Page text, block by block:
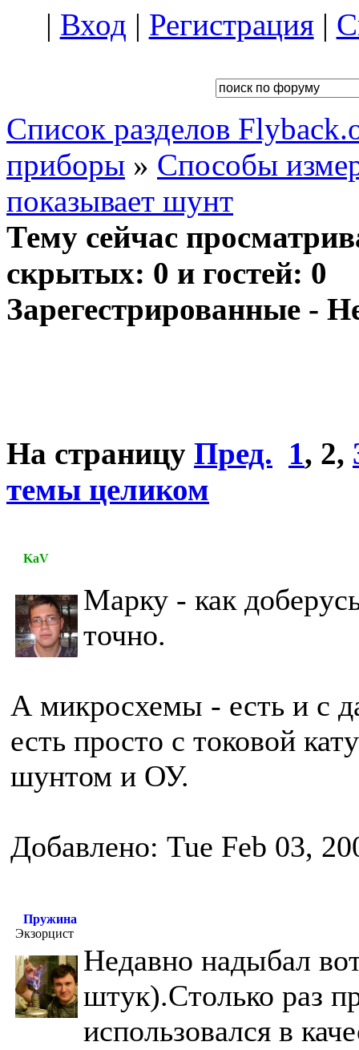
| Вход | Регистрация|
Список разделов
приборы » Способы
показывает шунт
Тему сейчас
скрытых: 0 и гостей: 0
Зарегестрированные -
На страницу Пред. 1, 2,
темы целиком
KaV
Марку - как
точно.
А микросхемы - есть и с
есть просто с токовой
шунтом и ОУ.
Добавлено: Tue Feb 03,
Пружина
Экзорцист
Недавно надыбал
штук).Столько раз
использовался в